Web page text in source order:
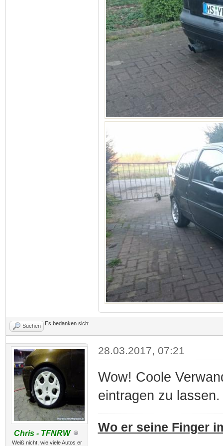
Suchen Es bedanken sich:
Chris - TFNRW
Weiß nicht, wie viele Autos er
28.03.2017, 07:21
Wow! Coole
eintragen zu lassen.
Wo er seine Finger